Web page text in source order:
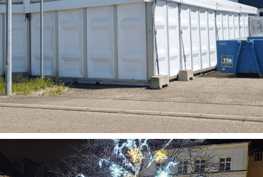
ConférenceEvénement entreprisesTout
Chapiteaux Professionnels